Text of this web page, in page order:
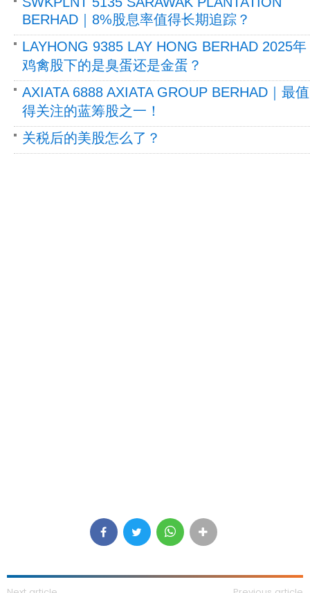
BERHAD｜8%股息率值得长期追踪？
LAYHONG 9385 LAY HONG BERHAD 2025年
鸡禽股下的是臭蛋还是金蛋？
AXIATA 6888 AXIATA GROUP BERHAD｜最值
得关注的蓝筹股之一！
关税后的美股怎么了？